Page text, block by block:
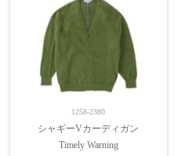
1258-2380
シャギーVカーディガン
Timely Warning